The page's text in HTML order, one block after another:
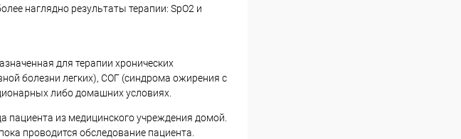
наглядно результаты терапии: SpO2 и
для терапии хронических
болезни легких), СОГ (синдрома ожирения с
либо домашних условиях.
из медицинского учреждения домой.
проводится обследование пациента.